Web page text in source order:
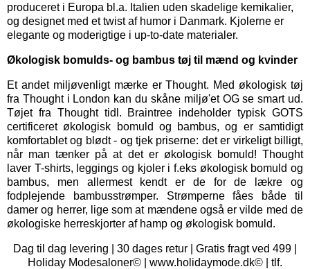
produceret i Europa bl.a. Italien uden skadelige kemikalier,
og designet med et twist af humor i Danmark. Kjolerne er
elegante og moderigtige i up-to-date materialer.
Økologisk bomulds- og bambus tøj til mænd og kvinder
Et andet miljøvenligt mærke erThought. Med økologisk tøj
fra Thought i London kan du skåne miljø'et OG se smart ud.
Tøjet fra Thought tidl. Braintree indeholder typisk GOTS
certificeret økologisk bomuld og bambus, og er samtidigt
komfortablet og blødt - og tjek priserne: det er virkeligt billigt,
når man tænker på at det er økologisk bomuld! Thought
laver T-shirts, leggings og kjoler i f.eks økologisk bomuld og
bambus, men allermest kendt er de for de lækre og
fodplejende bambusstrømper. Strømperne fåes både til
damer og herrer, lige som at mændene også er vilde med de
økologiske herreskjorter af hamp og økologisk bomuld.
Dag til dag levering | 30 dages retur | Gratis fragt ved 499 |
Holiday Modesaloner© | www.holidaymode.dk© | tlf.